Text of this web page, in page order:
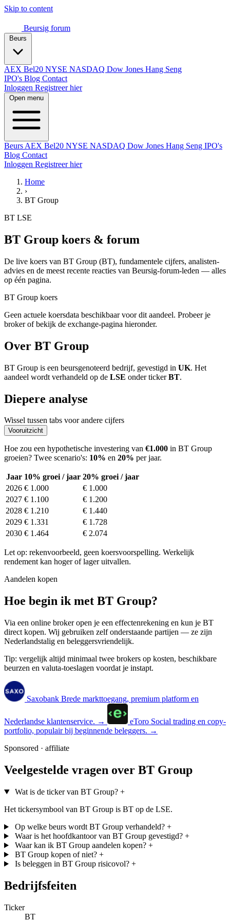
Skip to content
Beursig forum
AEX Bel20 NYSE NASDAQ Dow Jones Hang Seng
IPO's Blog Contact
Inloggen Registreer hier
Open menu
Beurs AEX Bel20 NYSE NASDAQ Dow Jones Hang Seng IPO's
Blog Contact
Inloggen Registreer hier
Home
›
BT Group
BT LSE
BT Group koers & forum
De live koers van BT Group (BT), fundamentele cijfers, analisten­
advies en de meest recente reacties van Beursig-forum-leden — alles
op één pagina.
BT Group koers
Geen actuele koersdata beschikbaar voor dit aandeel. Probeer je
broker of bekijk de exchange-pagina hieronder.
Over BT Group
BT Group is een beursgenoteerd bedrijf, gevestigd in UK. Het
aandeel wordt verhandeld op de LSE onder tickerBT.
Diepere analyse
Wissel tussen tabs voor andere cijfers
Vooruitzicht
Hoe zou een hypothetische investering van €1.000 in BT Group
groeien? Twee scenario's: 10% en 20% per jaar.
Jaar 10% groei / jaar 20% groei / jaar
2026 € 1.000
€ 1.000
2027 € 1.100
€ 1.200
2028 € 1.210
€ 1.440
2029 € 1.331
€ 1.728
2030 € 1.464 € 2.074
Let op: rekenvoorbeeld, geen koersvoorspelling. Werkelijk
rendement kan hoger of lager uitvallen.
Aandelen kopen
Hoe begin ik met BT Group?
Via een online broker open je een effectenrekening en kun je BT
direct kopen. Wij gebruiken zelf onderstaande partijen — ze zijn
Nederlandstalig en beleggersvriendelijk.
Tip: vergelijk altijd minimaal twee brokers op kosten, beschikbare
beurzen en valuta-toeslagen voordat je instapt.
Saxobank Brede markttoegang, premium platform en
Nederlandse klantenservice. → eToro Social trading en copy-
portfolio, populair bij beginnende beleggers. →
Sponsored · affiliate
Veelgestelde vragen over BT Group
Wat is de ticker van BT Group? +
Het tickersymbool van BT Group is BT op de LSE.
Op welke beurs wordt BT Group verhandeld? +
Waar is het hoofdkantoor van BT Group gevestigd? +
Waar kan ik BT Group aandelen kopen? +
BT Group kopen of niet? +
Is beleggen in BT Group risicovol? +
Bedrijfsfeiten
Ticker
BT